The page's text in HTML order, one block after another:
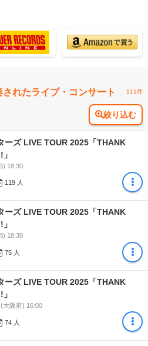
れたライブ・コンサート 111件
絞り込む
ーズ LIVE TOUR 2025「THANK
) 18:30
119 人
ーズ LIVE TOUR 2025「THANK
) 18:30
75 人
ーズ LIVE TOUR 2025「THANK
大阪府) 16:00
74 人